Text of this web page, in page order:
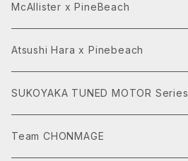
McAllister x PineBeach
Atsushi Hara x Pinebeach
SUKOYAKA TUNED MOTOR Series
Team CHONMAGE